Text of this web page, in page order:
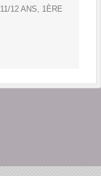
12 ANS, 1ÈRE